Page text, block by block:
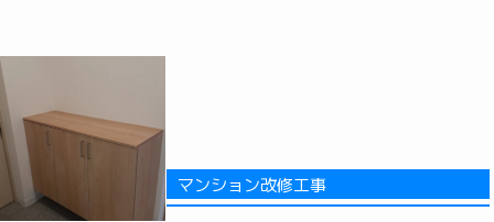
マンション改修工事